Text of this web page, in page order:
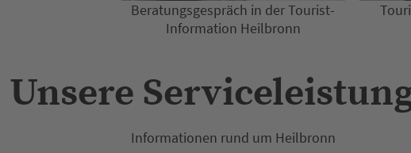
Beratungsgespräch in der Tourist-
Information Heilbronn
Unsere
Informationen rund um Heilbronn